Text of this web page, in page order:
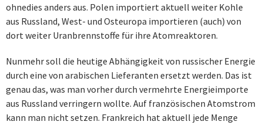
ohnedies anders aus. Polen importiert aktuell weiter Kohle
aus Russland, West- und Osteuropa importieren (auch) von
dort weiter Uranbrennstoffe für ihre Atomreaktoren.
Nunmehr soll die heutige Abhängigkeit von russischer Energie
durch eine von arabischen Lieferanten ersetzt werden. Das ist
genau das, was man vorher durch vermehrte Energieimporte
aus Russland verringern wollte. Auf französischen Atomstrom
kann man nicht setzen. Frankreich hat aktuell jede Menge